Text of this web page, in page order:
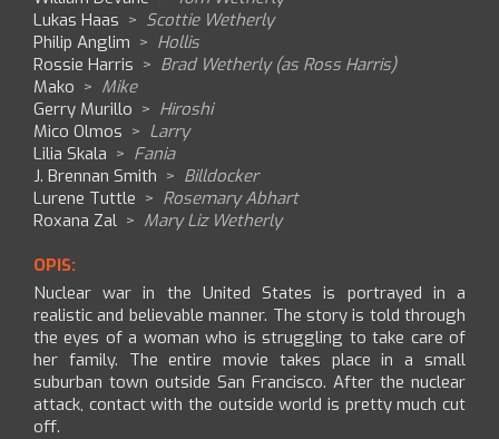
Lukas Haas > Scottie Wetherly
Philip Anglim > Hollis
Rossie Harris > Brad Wetherly (as Ross Harris)
Mako > Mike
Gerry Murillo > Hiroshi
Mico Olmos > Larry
Lilia Skala > Fania
J. Brennan Smith > Billdocker
Lurene Tuttle > Rosemary Abhart
Roxana Zal > Mary Liz Wetherly
OPIS:
Nuclear war in the United States is portrayed in a
realistic and believable manner. The story is told through
the eyes of a woman who is struggling to take care of
her family. The entire movie takes place in a small
suburban town outside San Francisco. After the nuclear
attack, contact with the outside world is pretty much cut
off.